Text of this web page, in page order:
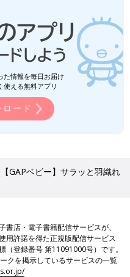
た情報を毎日お届け
使える無料アプリ
ード
【GAPベビー】サラッと羽織れ
書店・電子書籍配信サービスが、
用許諾を得た正規版配信サービス
（登録番号 第11091000号）です。
クを掲示しているサービスの一覧